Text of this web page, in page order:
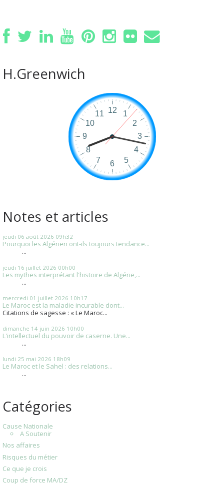
H.Greenwich
Notes et articles
jeudi 06 août 2026 09h32
Pourquoi les Algérien ont-ils toujours tendance...
...
jeudi 16 juillet 2026 00h00
Les mythes interprétant l'histoire de Algérie,...
...
mercredi 01 juillet 2026 10h17
Le Maroc est la maladie incurable dont...
Citations de sagesse : « Le Maroc...
dimanche 14 juin 2026 10h00
L'intellectuel du pouvoir de caserne. Une...
...
lundi 25 mai 2026 18h09
Le Maroc et le Sahel : des relations...
...
Catégories
Cause Nationale
A Soutenir
Nos affaires
Risques du métier
Ce que je crois
Coup de force MA/DZ